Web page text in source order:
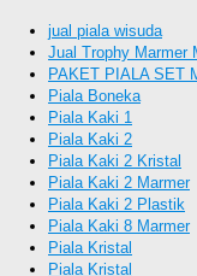
jual piala wisuda
Jual Trophy Marmer
PAKET PIALA SET
Piala Boneka
Piala Kaki 1
Piala Kaki 2
Piala Kaki 2 Kristal
Piala Kaki 2 Marmer
Piala Kaki 2 Plastik
Piala Kaki 8 Marmer
Piala Kristal
Piala Kristal